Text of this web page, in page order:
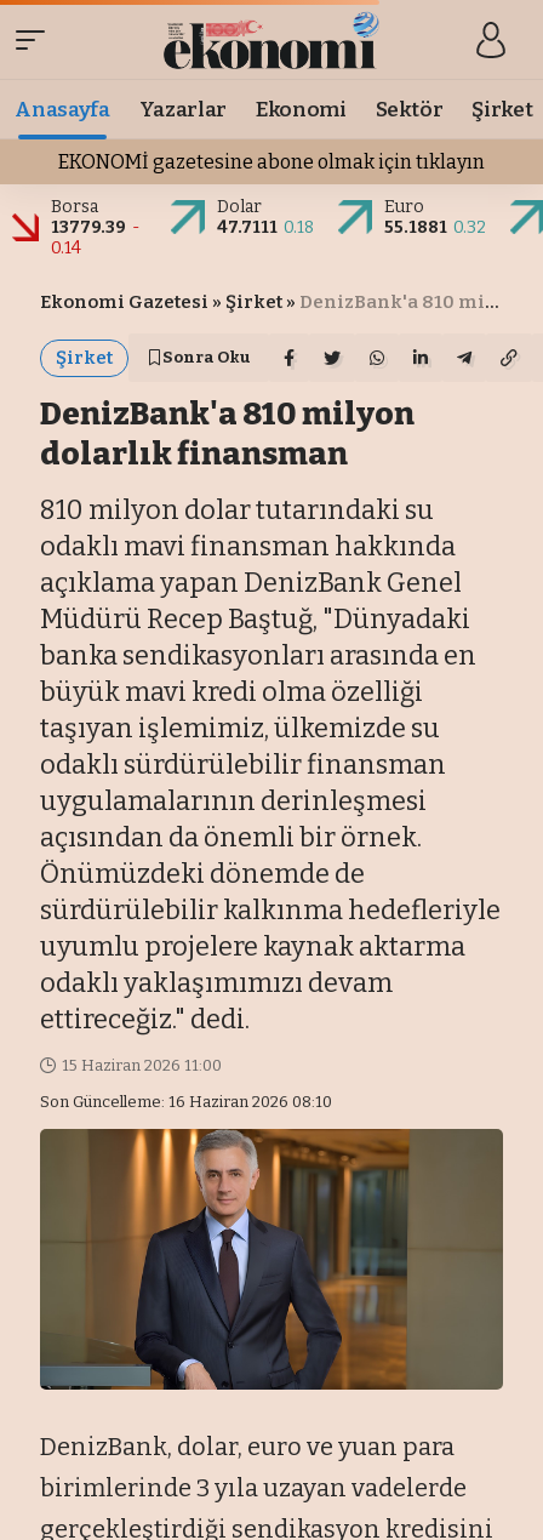
Anasayfa Yazarlar Ekonomi Sektör Şirket
EKONOMİ gazetesine abone olmak için tıklayın
Borsa
13779.39 -
0.14
Dolar
47.7111 0.18
Euro
55.1881 0.32
Ekonomi Gazetesi » Şirket » DenizBank'a 810 milyon dolarlık finansman
Şirket Sonra Oku
DenizBank'a 810 milyon
dolarlık finansman
810 milyon dolar tutarındaki su
odaklı mavi finansman hakkında
açıklama yapan DenizBank Genel
Müdürü Recep Baştuğ, "Dünyadaki
banka sendikasyonları arasında en
büyük mavi kredi olma özelliği
taşıyan işlemimiz, ülkemizde su
odaklı sürdürülebilir finansman
uygulamalarının derinleşmesi
açısından da önemli bir örnek.
Önümüzdeki dönemde de
sürdürülebilir kalkınma hedefleriyle
uyumlu projelere kaynak aktarma
odaklı yaklaşımımızı devam
ettireceğiz." dedi.
Son Güncelleme: 16 Haziran 2026 08:10
15 Haziran 2026 11:00
DenizBank, dolar, euro ve yuan para
birimlerinde 3 yıla uzayan vadelerde
gerçekleştirdiği sendikasyon kredisini